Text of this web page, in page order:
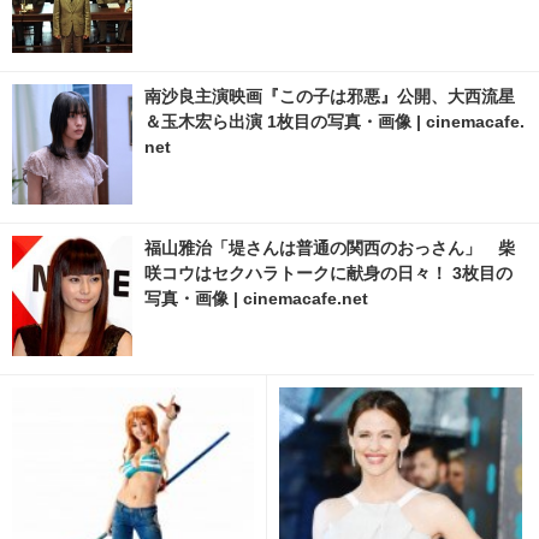
南沙良主演映画『この子は邪悪』公開、大西流星
＆玉木宏ら出演 1枚目の写真・画像 | cinemacafe.
net
福山雅治「堤さんは普通の関西のおっさん」 柴
咲コウはセクハラトークに献身の日々！ 3枚目の
写真・画像 | cinemacafe.net